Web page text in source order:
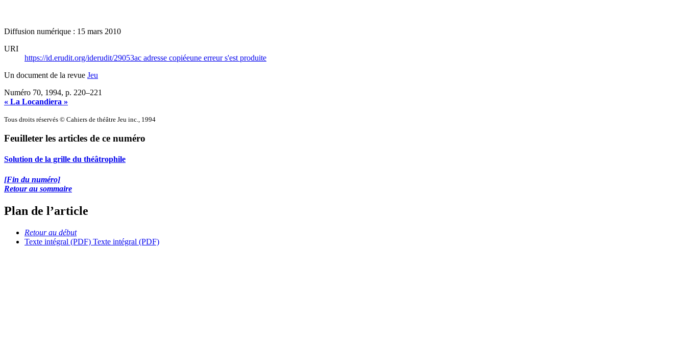
Diffusion numérique : 15 mars 2010
URI
https://id.erudit.org/iderudit/29053ac adresse copiéeune erreur s'est produite
Un document de la revue Jeu
Numéro 70, 1994, p. 220–221
« La Locandiera »
Tous droits réservés © Cahiers de théâtre Jeu inc., 1994
Feuilleter les articles de ce numéro
Solution de la grille du théâtrophile
[Fin du numéro]
Retour au sommaire
Plan de l’article
Retour au début
Texte intégral (PDF) Texte intégral (PDF)